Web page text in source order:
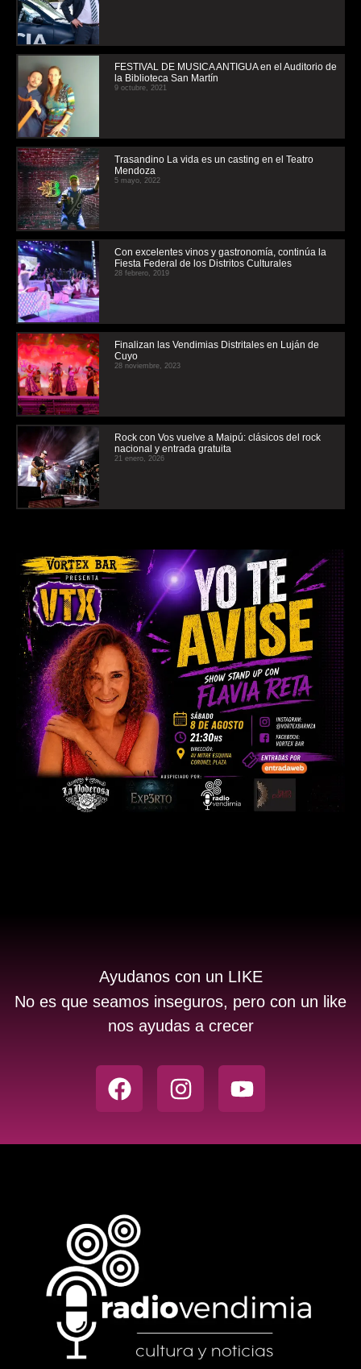
FESTIVAL DE MUSICA ANTIGUA en el Auditorio de
la Biblioteca San Martín
9 octubre, 2021
Trasandino La vida es un casting en el Teatro
Mendoza
5 mayo, 2022
Con excelentes vinos y gastronomía, continúa la
Fiesta Federal de los Distritos Culturales
28 febrero, 2019
Finalizan las Vendimias Distritales en Luján de
Cuyo
28 noviembre, 2023
Rock con Vos vuelve a Maipú: clásicos del rock
nacional y entrada gratuita
21 enero, 2026
Ayudanos con un LIKE
No es que seamos inseguros, pero con un like
nos ayudas a crecer